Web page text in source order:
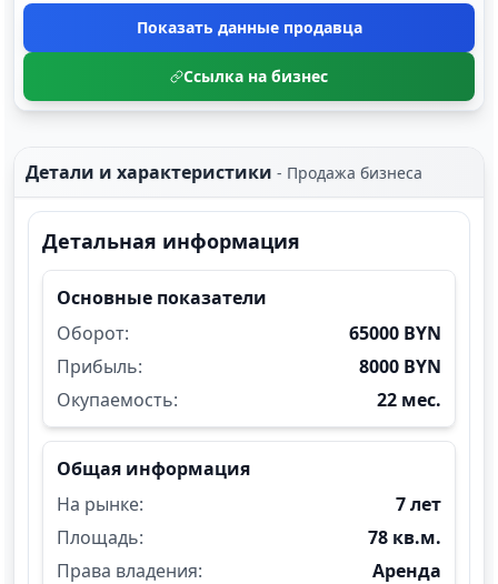
Показать данные продавца
Ссылка на бизнес
Детали и характеристики - Продажа бизнеса
Детальная информация
Основные показатели
Оборот:
65000 BYN
Прибыль:
8000 BYN
Окупаемость:
22 мес.
Общая информация
На рынке:
7 лет
Площадь:
78 кв.м.
Права владения:
Аренда